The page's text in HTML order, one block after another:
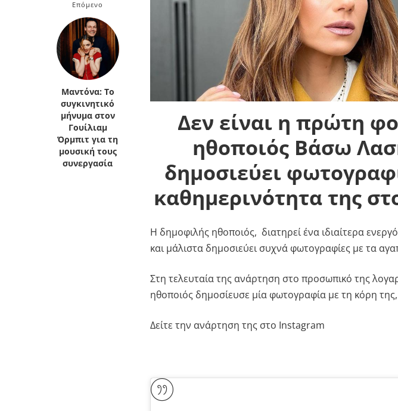
Κρήτη
Κυκλάδες
Πελοπόννησος
Πελοπόννησος
Επόμενο
Μαντόνα: Το
συγκινητικό
μήνυμα στον
Γουίλιαμ
Όρμπιτ για τη
μουσική τους
συνεργασία
Δεν είναι η πρώτη
ηθοποιός Βάσω
δημοσιεύει
καθημερινότητα της
Η δημοφιλής ηθοποιός, διατηρεί ένα ιδιαίτερα
και μάλιστα δημοσιεύει συχνά φωτογραφίες με τα
Στη τελευταία της ανάρτηση στο προσωπικό της
ηθοποιός δημοσίευσε μία φωτογραφία με τη κόρη
Δείτε την ανάρτηση της στο Instagram